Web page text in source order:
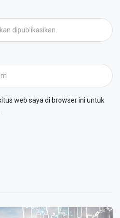
web saya di browser ini untuk